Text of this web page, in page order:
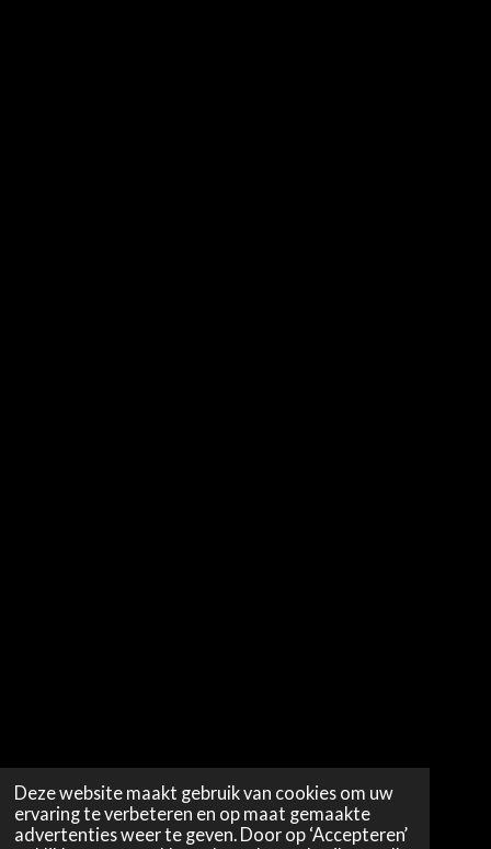
Deze website maakt gebruik van cookies om uw
ervaring te verbeteren en op maat gemaakte
advertenties weer te geven. Door op ‘Accepteren’